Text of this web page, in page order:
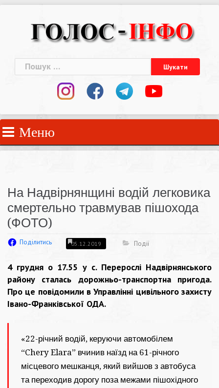
Пошук:
Меню
На Надвірнянщині водій легковика
смертельно травмував пішохода
(ФОТО)
Поділитись 05.12.2019 Події
4 грудня о 17.55 у с. Перерослі Надвірнянського
району сталась дорожньо-транспортна пригода.
Про це повідомили в Управлінні цивільного захисту
Івано-Франківської ОДА.
«22-річний водій, керуючи автомобілем
“Chery Elara” вчинив наїзд на 61-річного
місцевого мешканця, який вийшов з автобуса
та переходив дорогу поза межами пішохідного